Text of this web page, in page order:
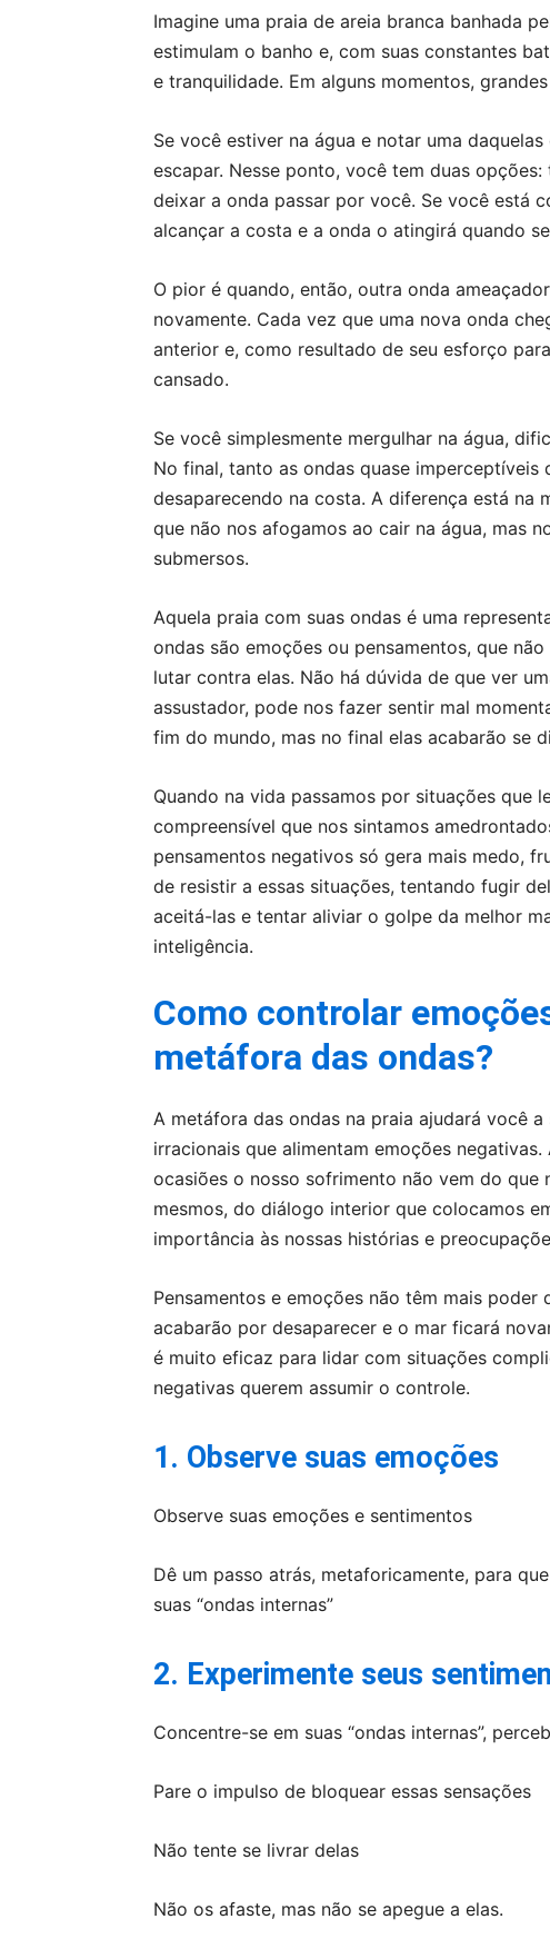
Imagine uma praia de areia branca banhada
estimulam o banho e, com suas constantes
e tranquilidade. Em alguns momentos,
Se você estiver na água e notar uma
escapar. Nesse ponto, você tem duas
deixar a onda passar por você. Se você está
alcançar a costa e a onda o atingirá quando
O pior é quando, então, outra onda
novamente. Cada vez que uma nova onda
anterior e, como resultado de seu esforço
cansado.
Se você simplesmente mergulhar na água,
No final, tanto as ondas quase imperceptíveis
desaparecendo na costa. A diferença está na
que não nos afogamos ao cair na água, mas
submersos.
Aquela praia com suas ondas é uma
ondas são emoções ou pensamentos, que
lutar contra elas. Não há dúvida de que ver
assustador, pode nos fazer sentir mal
fim do mundo, mas no final elas acabarão se
Quando na vida passamos por situações que
compreensível que nos sintamos
pensamentos negativos só gera mais medo,
de resistir a essas situações, tentando fugir
aceitá-las e tentar aliviar o golpe da melhor
inteligência.
Como controlar
metáfora das ondas?
A metáfora das ondas na praia ajudará você
irracionais que alimentam emoções
ocasiões o nosso sofrimento não vem do que
mesmos, do diálogo interior que colocamos
importância às nossas histórias e
Pensamentos e emoções não têm mais
acabarão por desaparecer e o mar ficará
é muito eficaz para lidar com situações
negativas querem assumir o controle.
1. Observe suas emoções
Observe suas emoções e sentimentos
Dê um passo atrás, metaforicamente, para
suas “ondas internas”
2. Experimente seus
Concentre-se em suas “ondas internas”,
Pare o impulso de bloquear essas sensações
Não tente se livrar delas
Não os afaste, mas não se apegue a elas.